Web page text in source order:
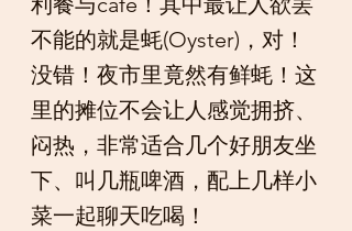
不能的就是蚝(Oyster)，对！
没错！夜市里竟然有鲜蚝！这
里的摊位不会让人感觉拥挤、
闷热，非常适合几个好朋友坐
下、叫几瓶啤酒，配上几样小
菜一起聊天吃喝！